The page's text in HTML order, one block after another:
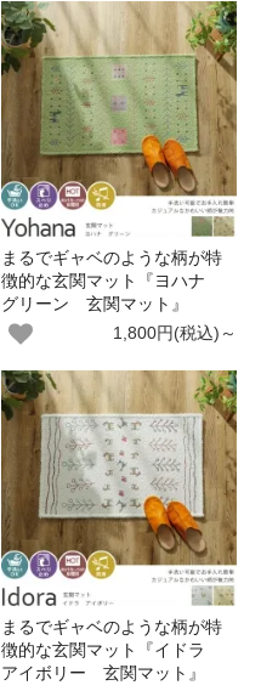
まるでギャベのような柄が特
徴的な玄関マット『ヨハナ
グリーン 玄関マット』
1,800円(税込)～
まるでギャベのような柄が特
徴的な玄関マット『イドラ
アイボリー 玄関マット』